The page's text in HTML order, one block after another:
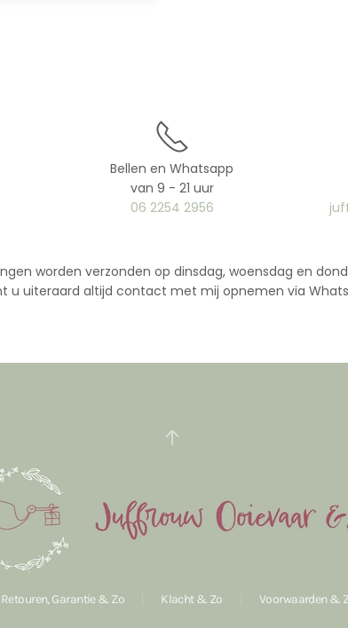
Bellen en Whatsapp
van 9 - 21 uur
06 2254 2956
worden verzonden op dinsdag, woensdag en
u uiteraard altijd contact met mij opnemen via
Retouren, Garantie & Zo Klacht & Zo Voorwaarden &